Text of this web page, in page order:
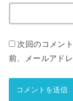
次回のコメン
前、メールアド